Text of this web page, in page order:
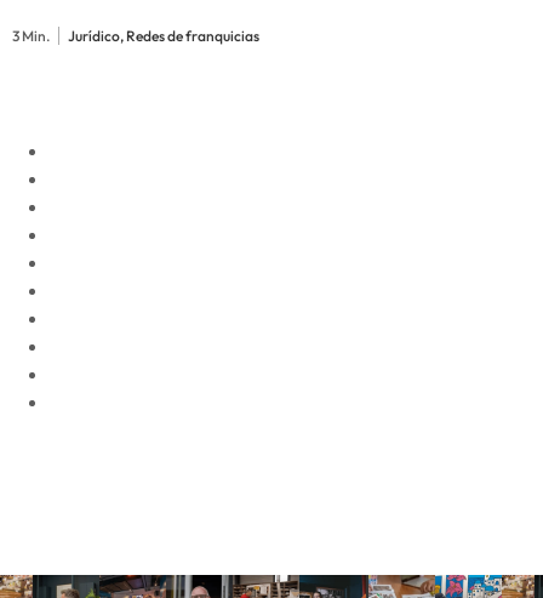
3 Min. Jurídico, Redes de franquicias